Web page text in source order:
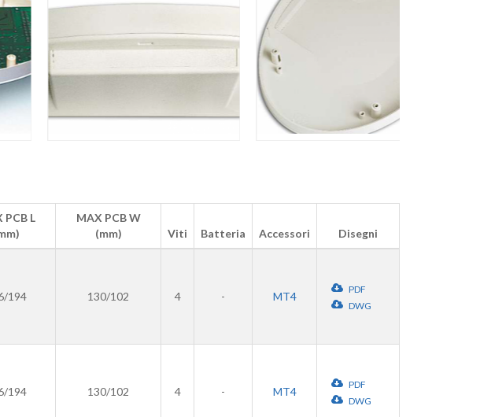
PCB L
MAX PCB W
(mm)
Viti Batteria Accessori Disegni
194 130/102 4 - MT4
PDF
DWG
194 130/102 4 - MT4
PDF
DWG